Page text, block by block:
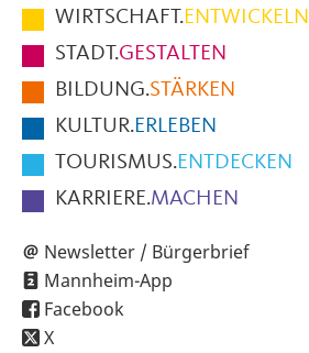
im
Fußbereich
der
Seite
WIRTSCHAFT.ENTWICKELN
STADT.GESTALTEN
BILDUNG.STÄRKEN
KULTUR.ERLEBEN
TOURISMUS.ENTDECKEN
KARRIERE.MACHEN
Newsletter / Bürgerbrief
Mannheim-App
Facebook
X